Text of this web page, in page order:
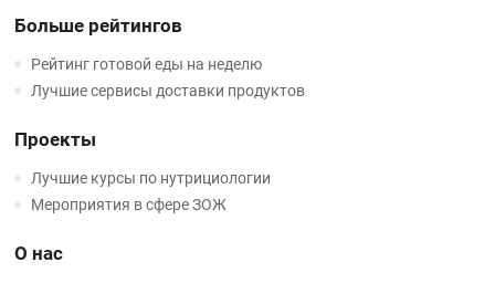
Больше рейтингов
Рейтинг готовой еды на неделю
Лучшие сервисы доставки продуктов
Проекты
Лучшие курсы по нутрициологии
Мероприятия в сфере ЗОЖ
О нас